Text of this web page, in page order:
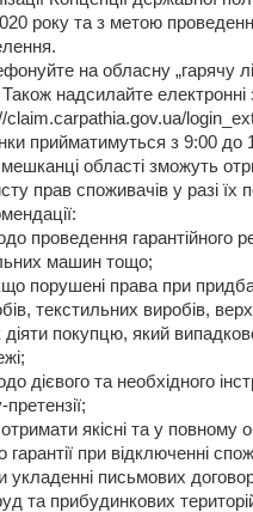
року та з метою
на обласну „гарячу
надсилайте
claim.carpathia.gov.ua/
прийматимуться з 9:00 до
області зможуть
прав споживачів у разі
проведення гарантійного
машин тощо;
порушені права при
текстильних виробів,
покупцю, який
дієвого та необхідного
якісні та у повному
гарантії при відключенні
укладенні письмових
та прибудинкових